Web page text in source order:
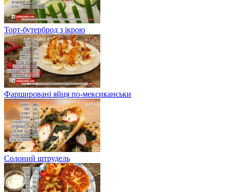
Торт-бутерброд з ікрою
Фаршировані яйця по-мексиканськи
Солоний штрудель